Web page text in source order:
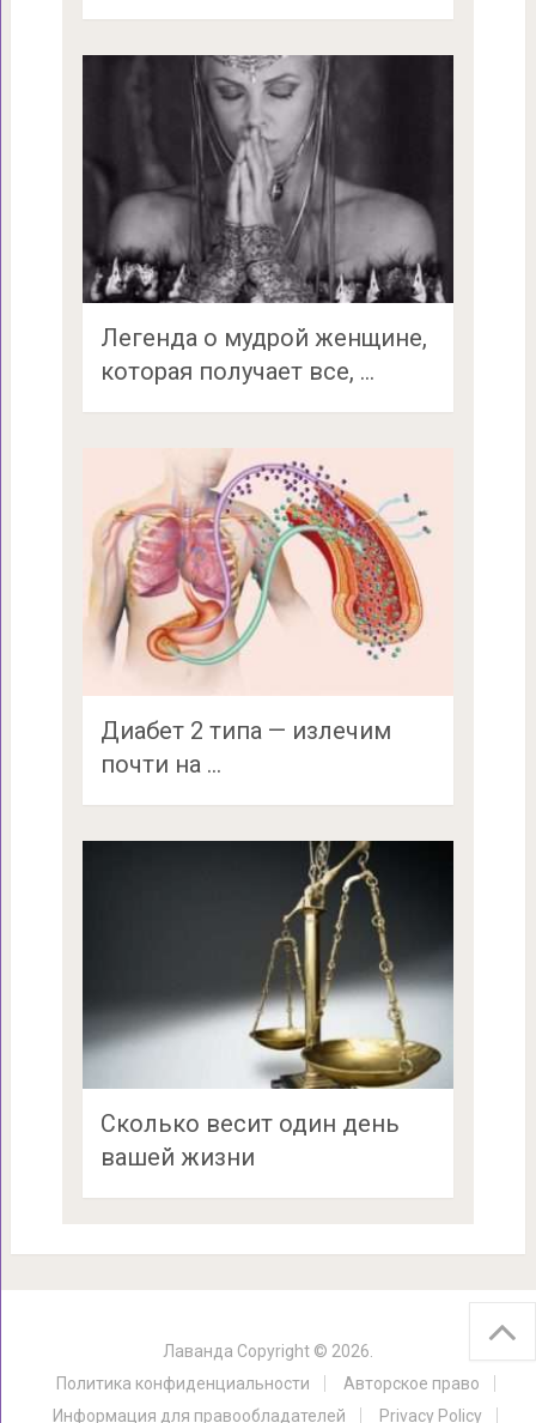
Легенда о мудрой женщине,
которая получает все, …
Диабет 2 типа — излечим
почти на …
Сколько весит один день
вашей жизни
Лаванда Copyright © 2026.
Политика конфиденциальности
Авторское право
Информация для правообладателей
Privacy Policy